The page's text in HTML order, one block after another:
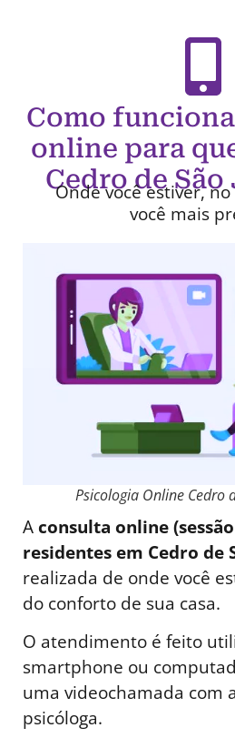
Como
online para
Cedro de São
Onde você estiver,
você mais
Psicologia Online Cedro
Aconsulta online
residentes em Cedro de
realizada de onde você
do conforto de sua casa.
O atendimento é feito
smartphone ou
uma videochamada com
psicóloga.